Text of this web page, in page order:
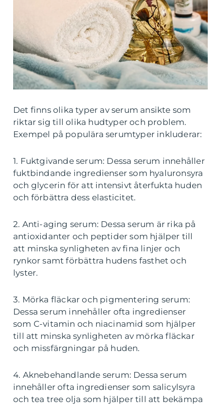
Det finns olika typer av serum ansikte som
riktar sig till olika hudtyper och problem.
Exempel på populära serumtyper inkluderar:
1. Fuktgivande serum: Dessa serum innehåller
fuktbindande ingredienser som hyaluronsyra
och glycerin för att intensivt återfukta huden
och förbättra dess elasticitet.
2. Anti-aging serum: Dessa serum är rika på
antioxidanter och peptider som hjälper till
att minska synligheten av fina linjer och
rynkor samt förbättra hudens fasthet och
lyster.
3. Mörka fläckar och pigmentering serum:
Dessa serum innehåller ofta ingredienser
som C-vitamin och niacinamid som hjälper
till att minska synligheten av mörka fläckar
och missfärgningar på huden.
4. Aknebehandlande serum: Dessa serum
innehåller ofta ingredienser som salicylsyra
och tea tree olja som hjälper till att bekämpa